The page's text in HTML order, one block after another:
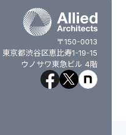
〒150-0013
東京都渋谷区恵比寿1-19-15
ウノサワ東急ビル 4階